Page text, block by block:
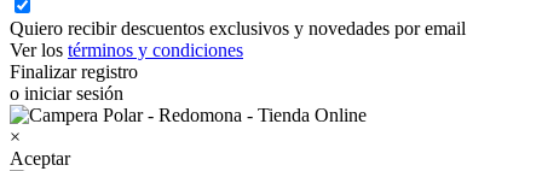
Quiero recibir descuentos exclusivos y novedades por email
Ver los términos y condiciones
Finalizar registro
o iniciar sesión
×
Aceptar